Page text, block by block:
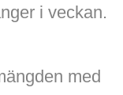
i veckan.
med